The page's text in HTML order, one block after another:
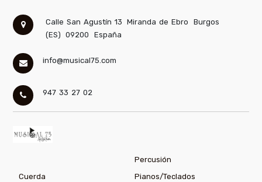
Calle San Agustín 13 Miranda de Ebro
Burgos
(ES)
09200 España
info@musical75.com
947 33 27 02
Percusión
Cuerda
Pianos/Teclados